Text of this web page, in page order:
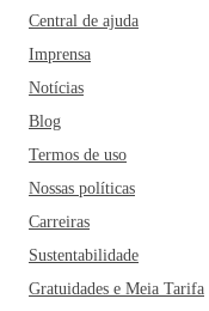
Central de ajuda
Imprensa
Notícias
Blog
Termos de uso
Nossas políticas
Carreiras
Sustentabilidade
Gratuidades e Meia Tarifa